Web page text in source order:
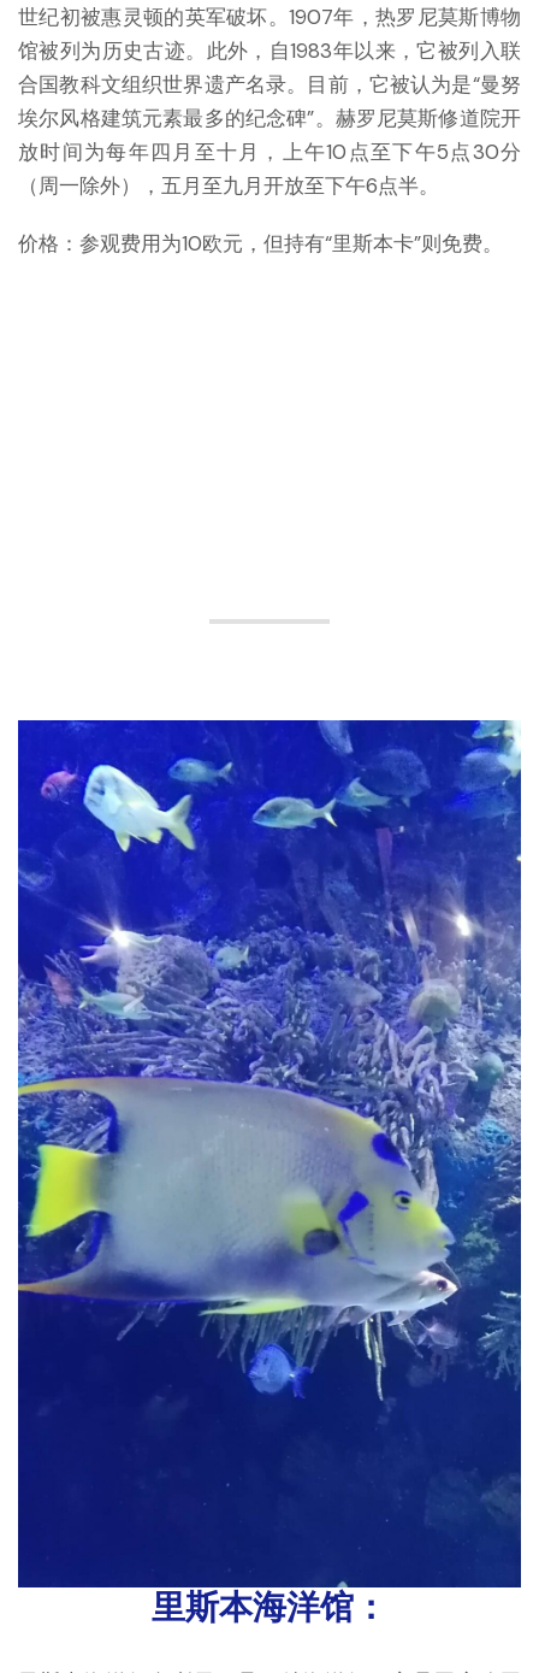
世纪初被惠灵顿的英军破坏。1907年，热罗尼莫斯博物
馆被列为历史古迹。此外，自1983年以来，它被列入联
合国教科文组织世界遗产名录。目前，它被认为是“曼努
埃尔风格建筑元素最多的纪念碑”。赫罗尼莫斯修道院开
放时间为每年四月至十月，上午10点至下午5点30分
（周一除外），五月至九月开放至下午6点半。
价格：参观费用为10欧元，但持有“里斯本卡”则免费。
里斯本海洋馆：